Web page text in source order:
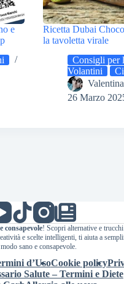
e
Ricetta Dubai
la tavoletta virale
Consigli per
Volantini
26 Marzo
consapevole! Scopri alternative e
e scelte intelligenti, ti aiuta a
sano e consapevole.
d’UsoCookie policy
Salute – Termini e Diete